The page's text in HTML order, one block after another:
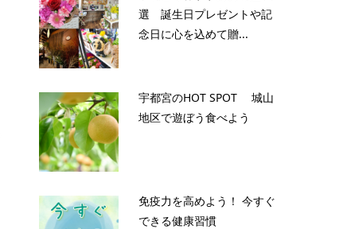
選 誕生日プレゼントや記
念日に心を込めて贈...
宇都宮のHOT SPOT 城山
地区で遊ぼう食べよう
免疫力を高めよう！ 今すぐ
できる健康習慣